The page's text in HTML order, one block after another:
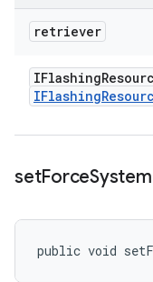
retriever
IFlashing
IFlashing
setForceSystem
public void